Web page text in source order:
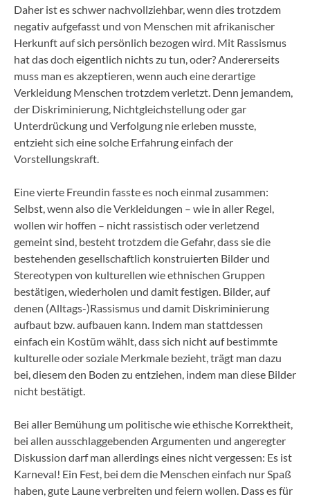
Daher ist es schwer nachvollziehbar, wenn dies trotzdem
negativ aufgefasst und von Menschen mit afrikanischer
Herkunft auf sich persönlich bezogen wird. Mit Rassismus
hat das doch eigentlich nichts zu tun, oder? Andererseits
muss man es akzeptieren, wenn auch eine derartige
Verkleidung Menschen trotzdem verletzt. Denn jemandem,
der Diskriminierung, Nichtgleichstellung oder gar
Unterdrückung und Verfolgung nie erleben musste,
entzieht sich eine solche Erfahrung einfach der
Vorstellungskraft.
Eine vierte Freundin fasste es noch einmal zusammen:
Selbst, wenn also die Verkleidungen – wie in aller Regel,
wollen wir hoffen – nicht rassistisch oder verletzend
gemeint sind, besteht trotzdem die Gefahr, dass sie die
bestehenden gesellschaftlich konstruierten Bilder und
Stereotypen von kulturellen wie ethnischen Gruppen
bestätigen, wiederholen und damit festigen. Bilder, auf
denen (Alltags-)Rassismus und damit Diskriminierung
aufbaut bzw. aufbauen kann. Indem man stattdessen
einfach ein Kostüm wählt, dass sich nicht auf bestimmte
kulturelle oder soziale Merkmale bezieht, trägt man dazu
bei, diesem den Boden zu entziehen, indem man diese Bilder
nicht bestätigt.
Bei aller Bemühung um politische wie ethische Korrektheit,
bei allen ausschlaggebenden Argumenten und angeregter
Diskussion darf man allerdings eines nicht vergessen: Es ist
Karneval! Ein Fest, bei dem die Menschen einfach nur Spaß
haben, gute Laune verbreiten und feiern wollen. Dass es für